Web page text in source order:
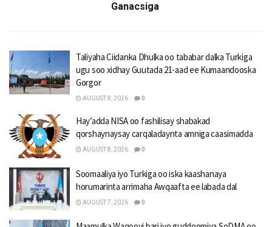
Ganacsiga
Taliyaha Ciidanka Dhulka oo tababar dalka Turkiga
ugu soo xidhay Guutada 21-aad ee Kumaandooska
Gorgor
AUGUST 8, 2026 0
Hay’adda NISA oo fashilisay shabakad
qorshaynaysay carqaladaynta amniga caasimadda
AUGUST 8, 2026 0
Soomaaliya iyo Turkiga oo iska kaashanaya
horumarinta arrimaha Awqaafta ee labada dal
AUGUST 7, 2026 0